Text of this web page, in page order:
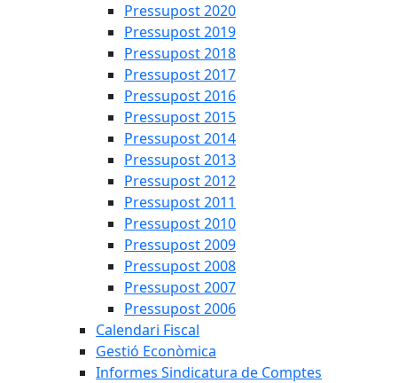
Pressupost 2020
Pressupost 2019
Pressupost 2018
Pressupost 2017
Pressupost 2016
Pressupost 2015
Pressupost 2014
Pressupost 2013
Pressupost 2012
Pressupost 2011
Pressupost 2010
Pressupost 2009
Pressupost 2008
Pressupost 2007
Pressupost 2006
Calendari Fiscal
Gestió Econòmica
Informes Sindicatura de Comptes